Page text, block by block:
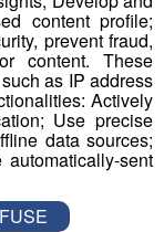
société.
au stress que
Les troubles
cause de
au niveau du
content profile;
prevent fraud,
content. These
as IP address
Actively
Use precise
data sources;
sent